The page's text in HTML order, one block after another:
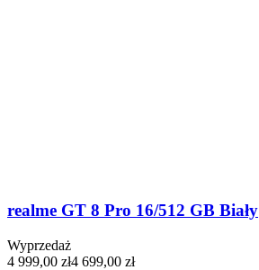
realme GT 8 Pro 16/512 GB Biały
Wyprzedaż
4 999,00 zł4 699,00 zł